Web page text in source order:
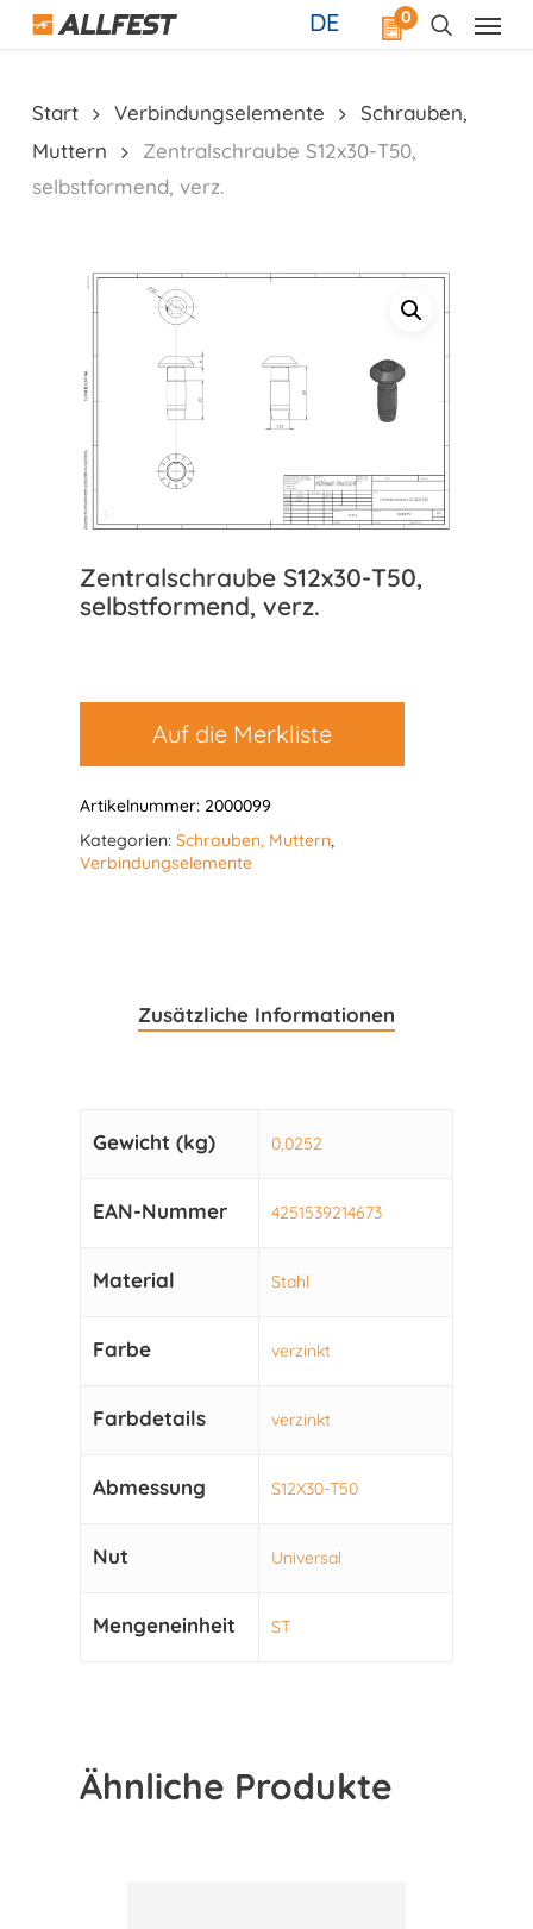
Skip
0
DE
Start Verbindungselemente
Schrauben,
Muttern
Zentralschraube S12x30-T50,
selbstformend, verz.
Zentralschraube S12x30-T50,
selbstformend, verz.
Auf die Merkliste
Artikelnummer: 2000099
Kategorien: Schrauben, Muttern,
Verbindungselemente
Zusätzliche Informationen
Gewicht (kg) 0,0252
EAN-Nummer 4251539214673
Material Stahl
Farbe verzinkt
Farbdetails verzinkt
Abmessung S12X30-T50
Nut Universal
Mengeneinheit ST
Ähnliche Produkte